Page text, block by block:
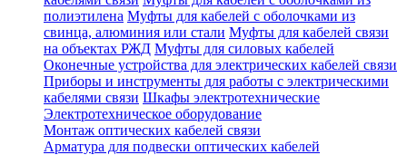
полиэтилена Муфты для кабелей с оболочками из
свинца, алюминия или стали Муфты для кабелей связи
на объектах РЖД Муфты для силовых кабелей
Оконечные устройства для электрических кабелей связи
Приборы и инструменты для работы с электрическими
кабелями связи Шкафы электротехнические
Электротехническое оборудование
Монтаж оптических кабелей связи
Арматура для подвески оптических кабелей